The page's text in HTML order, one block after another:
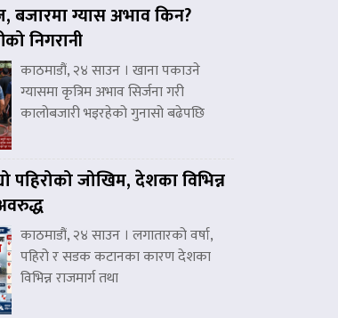
बजारमा ग्यास अभाव किन?
निगरानी
काठमाडौं, २४ साउन । खाना पकाउने
ग्यासमा कृत्रिम अभाव सिर्जना गरी
कालोबजारी भइरहेको गुनासो बढेपछि
पहिरोको जोखिम, देशका विभिन्न
काठमाडौं, २४ साउन । लगातारको वर्षा,
पहिरो र सडक कटानका कारण देशका
विभिन्न राजमार्ग तथा